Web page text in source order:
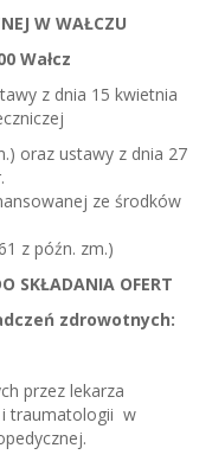
W WAŁCZU
Wałcz
z dnia 15 kwietnia
oraz ustawy z dnia 27
ze środków
z późn. zm.)
SKŁADANIA OFERT
zdrowotnych:
przez lekarza
i traumatologii w